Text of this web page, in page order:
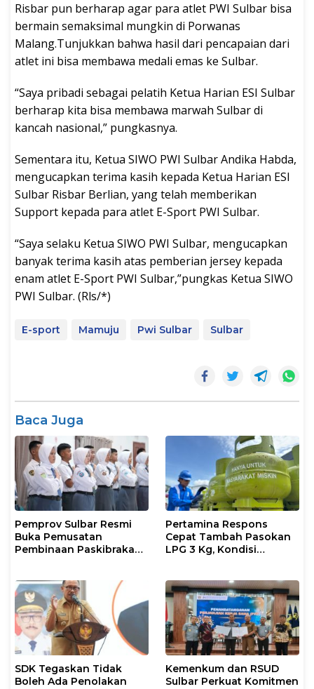
Risbar pun berharap agar para atlet PWI Sulbar bisa
bermain semaksimal mungkin di Porwanas
Malang.Tunjukkan bahwa hasil dari pencapaian dari
atlet ini bisa membawa medali emas ke Sulbar.
“Saya pribadi sebagai pelatih Ketua Harian ESI Sulbar
berharap kita bisa membawa marwah Sulbar di
kancah nasional,” pungkasnya.
Sementara itu, Ketua SIWO PWI Sulbar Andika Habda,
mengucapkan terima kasih kepada Ketua Harian ESI
Sulbar Risbar Berlian, yang telah memberikan
Support kepada para atlet E-Sport PWI Sulbar.
“Saya selaku Ketua SIWO PWI Sulbar, mengucapkan
banyak terima kasih atas pemberian jersey kepada
enam atlet E-Sport PWI Sulbar,”pungkas Ketua SIWO
PWI Sulbar. (Rls/*)
E-sport Mamuju Pwi Sulbar Sulbar
Baca Juga
Pemprov Sulbar Resmi
Buka Pemusatan
Pembinaan Paskibraka
Pertamina Respons
Cepat Tambah Pasokan
LPG 3 Kg, Kondisi
SDK Tegaskan Tidak
Boleh Ada Penolakan
Kemenkum dan RSUD
Sulbar Perkuat Komitmen